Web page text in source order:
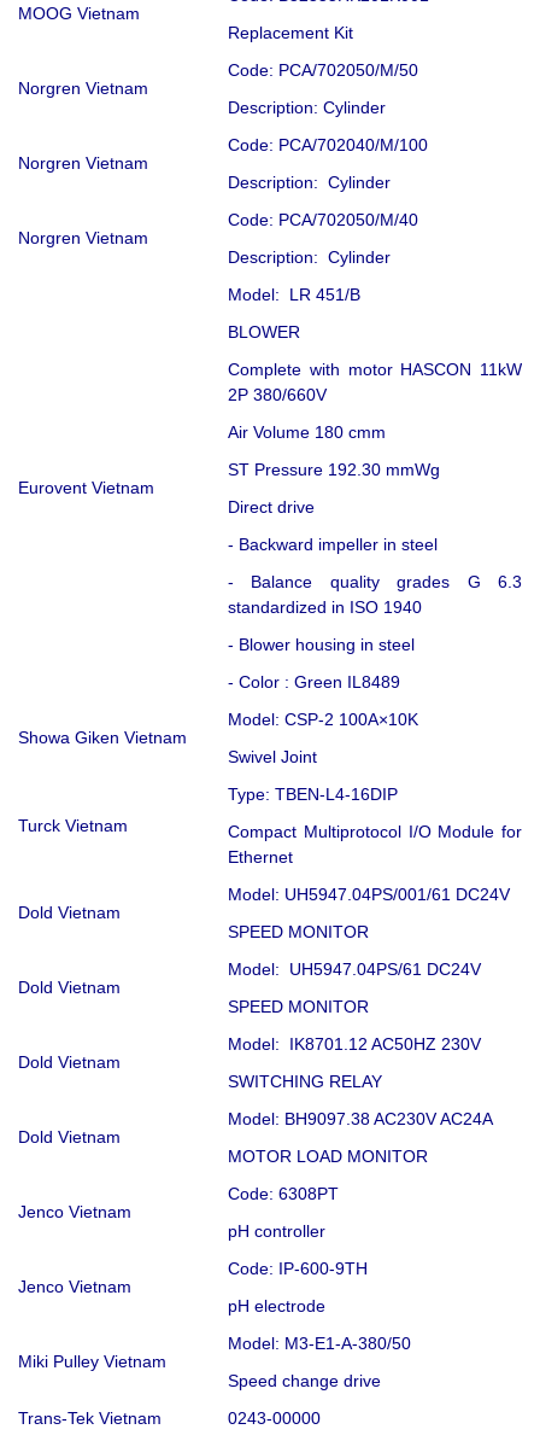
MOOG Vietnam
Replacement Kit
Norgren Vietnam
Code: PCA/702050/M/50
Description: Cylinder
Norgren Vietnam
Code: PCA/702040/M/100
Description: Cylinder
Norgren Vietnam
Code: PCA/702050/M/40
Description: Cylinder
Eurovent Vietnam
Model: LR 451/B
BLOWER
Complete with motor HASCON 11kW
2P 380/660V
Air Volume 180 cmm
ST Pressure 192.30 mmWg
Direct drive
- Backward impeller in steel
- Balance quality grades G 6.3
standardized in ISO 1940
- Blower housing in steel
- Color : Green IL8489
Showa Giken Vietnam
Model: CSP-2 100A×10K
Swivel Joint
Turck Vietnam
Type: TBEN-L4-16DIP
Compact Multiprotocol I/O Module for
Ethernet
Dold Vietnam
Model: UH5947.04PS/001/61 DC24V
SPEED MONITOR
Dold Vietnam
Model: UH5947.04PS/61 DC24V
SPEED MONITOR
Dold Vietnam
Model: IK8701.12 AC50HZ 230V
SWITCHING RELAY
Dold Vietnam
Model: BH9097.38 AC230V AC24A
MOTOR LOAD MONITOR
Jenco Vietnam
Code: 6308PT
pH controller
Jenco Vietnam
Code: IP-600-9TH
pH electrode
Miki Pulley Vietnam
Model: M3-E1-A-380/50
Speed change drive
Trans-Tek Vietnam
0243-00000